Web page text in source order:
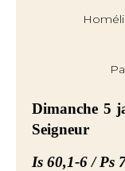
Dimanche 5
Seigneur
Is 60,1-6 / Ps